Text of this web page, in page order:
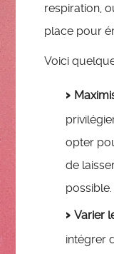
respiration,
place pour
Voici
opter
de
possible.
Varier
intégrer